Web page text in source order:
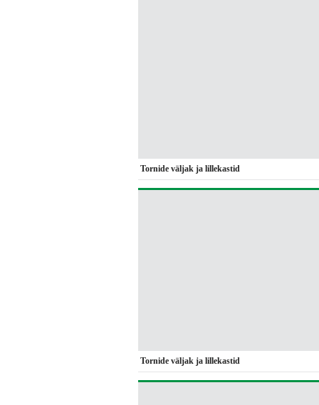
Tornide väljak ja lillekastid
Tornide väljak ja lillekastid